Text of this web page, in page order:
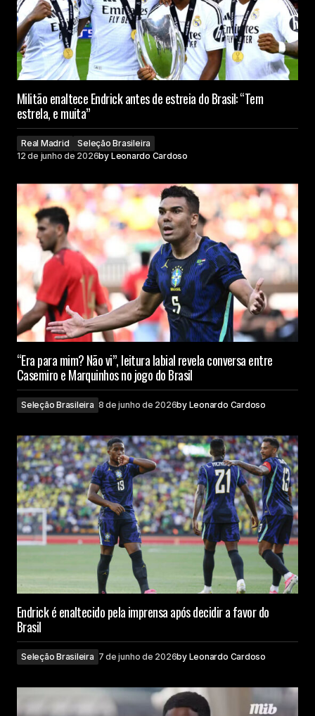
Militão enaltece Endrick antes de estreia do Brasil: “Tem
estrela, e muita”
Real Madrid
Seleção Brasileira
12 de junho de 2026by Leonardo Cardoso
“Era para mim? Não vi”, leitura labial revela conversa entre
Casemiro e Marquinhos no jogo do Brasil
Seleção Brasileira 8 de junho de 2026by Leonardo Cardoso
Endrick é enaltecido pela imprensa após decidir a favor do
Brasil
Seleção Brasileira 7 de junho de 2026by Leonardo Cardoso